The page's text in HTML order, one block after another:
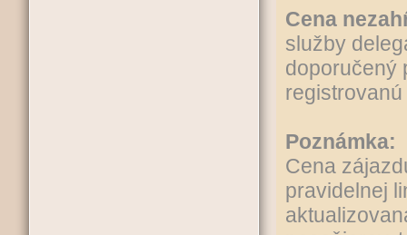
Cena
služby
doporučený
Poznámka:
Cena
pravidelnej